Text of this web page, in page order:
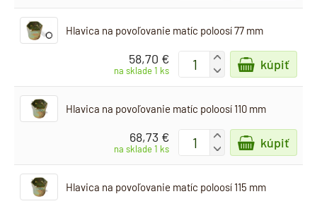
Hlavica na povoľovanie matíc poloosí 77 mm
58,70 €
na sklade 1 ks
+
-
kúpiť
Hlavica na povoľovanie matíc poloosí 110 mm
68,73 €
na sklade 1 ks
+
-
kúpiť
Hlavica na povoľovanie matíc poloosí 115 mm